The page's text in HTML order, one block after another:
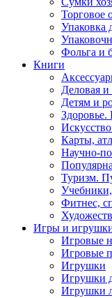
Торговое
Упаковка
Фольга и
Книги
Деловая и
Детям и
Карты,
Научно-
Туризм.
Учебники,
Фитнес,
Игры и
Игровые
Игровые
Игрушки
Игрушки
Игрушки